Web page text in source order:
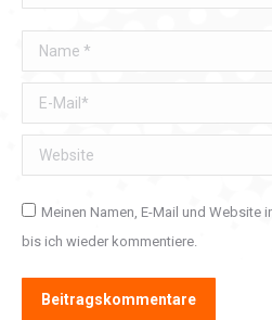
Name *
E-Mail *
Website
Meinen Namen, E-Mail und Website
bis ich wieder kommentiere.
Beitragskommentare